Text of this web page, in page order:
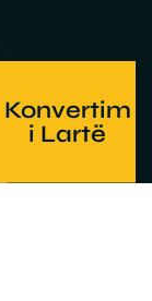
Konvertim
i Lartë